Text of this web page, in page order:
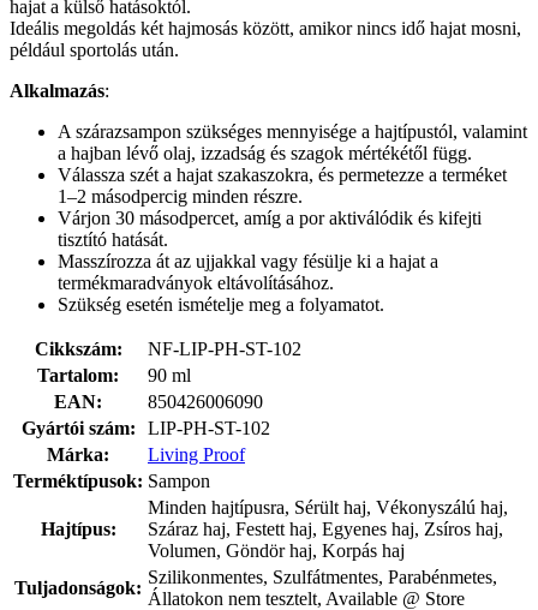
hajat a külső hatásoktól.
Ideális megoldás két hajmosás között, amikor nincs idő hajat mosni,
például sportolás után.
Alkalmazás:
A szárazsampon szükséges mennyisége a hajtípustól, valamint
a hajban lévő olaj, izzadság és szagok mértékétől függ.
Válassza szét a hajat szakaszokra, és permetezze a terméket
1–2 másodpercig minden részre.
Várjon 30 másodpercet, amíg a por aktiválódik és kifejti
tisztító hatását.
Masszírozza át az ujjakkal vagy fésülje ki a hajat a
termékmaradványok eltávolításához.
Szükség esetén ismételje meg a folyamatot.
Cikkszám:
NF-LIP-PH-ST-102
Tartalom:
90 ml
EAN:
850426006090
Gyártói szám:
LIP-PH-ST-102
Márka:
Living Proof
Terméktípusok: Sampon
Hajtípus:
Minden hajtípusra, Sérült haj, Vékonyszálú haj,
Száraz haj, Festett haj, Egyenes haj, Zsíros haj,
Volumen, Göndör haj, Korpás haj
Tuljadonságok:
Szilikonmentes, Szulfátmentes, Parabénmetes,
Állatokon nem tesztelt, Available @ Store